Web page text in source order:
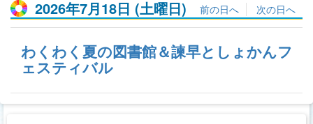
2026年7月18日 (土曜日) 前の日へ 次の日へ
わくわく夏の図書館＆諫早としょかんフ
ェスティバル